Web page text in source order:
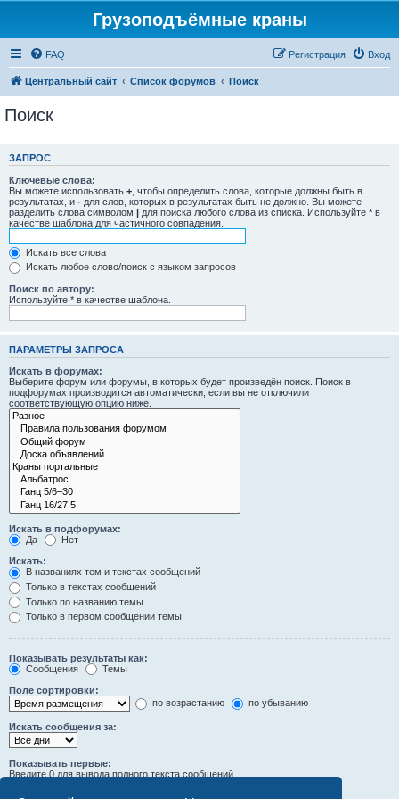
Грузоподъёмные краны
FAQ Вход
Регистрация
Центральный сайт Список форумов Поиск
Поиск
ЗАПРОС
Ключевые слова:
Вы можете использовать + , чтобы определить слова, которые должны быть в
результатах, и - для слов, которых в результатах быть не должно. Вы можете
разделить слова символом | для поиска любого слова из списка. Используйте * в
качестве шаблона для частичного совпадения.
Искать все слова
Искать любое слово/поиск с языком запросов
Поиск по автору:
Используйте * в качестве шаблона.
ПАРАМЕТРЫ ЗАПРОСА
Искать в форумах:
Выберите форум или форумы, в которых будет произведён поиск. Поиск в
подфорумах производится автоматически, если вы не отключили
соответствующую опцию ниже.
Искать в подфорумах:
Да
Нет
Искать:
В названиях тем и текстах сообщений
Только в текстах сообщений
Только по названию темы
Только в первом сообщении темы
Показывать результаты как:
Сообщения
Темы
Поле сортировки:
по возрастанию
по убыванию
Искать сообщения за:
Показывать первые:
Введите 0 для вывода полного текста сообщений.